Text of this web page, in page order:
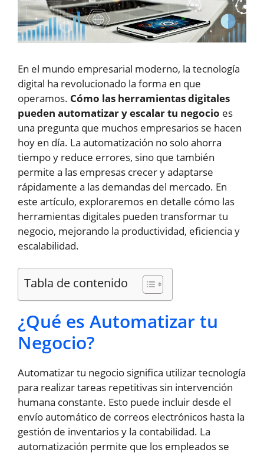
En el mundo empresarial moderno, la tecnología
digital ha revolucionado la forma en que
operamos. Cómo las herramientas digitales
pueden automatizar y escalar tu negocio es
una pregunta que muchos empresarios se hacen
hoy en día. La automatización no solo ahorra
tiempo y reduce errores, sino que también
permite a las empresas crecer y adaptarse
rápidamente a las demandas del mercado. En
este artículo, exploraremos en detalle cómo las
herramientas digitales pueden transformar tu
negocio, mejorando la productividad, eficiencia y
escalabilidad.
Tabla de contenido
¿Qué es Automatizar tu
Negocio?
Automatizar tu negocio significa utilizar tecnología
para realizar tareas repetitivas sin intervención
humana constante. Esto puede incluir desde el
envío automático de correos electrónicos hasta la
gestión de inventarios y la contabilidad. La
automatización permite que los empleados se